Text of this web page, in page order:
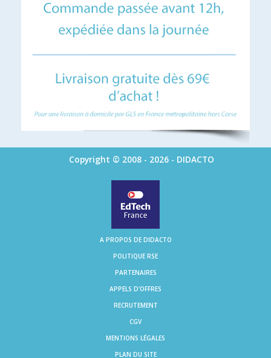
Copyright © 2008 - 2026 - DIDACTO
A PROPOS DE DIDACTO
POLITIQUE RSE
PARTENAIRES
APPELS D'OFFRES
RECRUTEMENT
CGV
MENTIONS LÉGALES
PLAN DU SITE